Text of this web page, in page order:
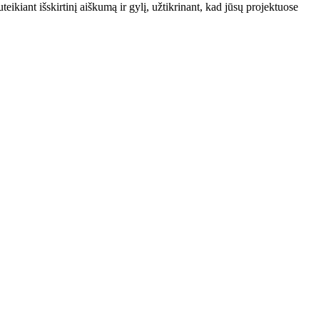
išskirtinį aiškumą ir gylį, užtikrinant, kad jūsų projektuose